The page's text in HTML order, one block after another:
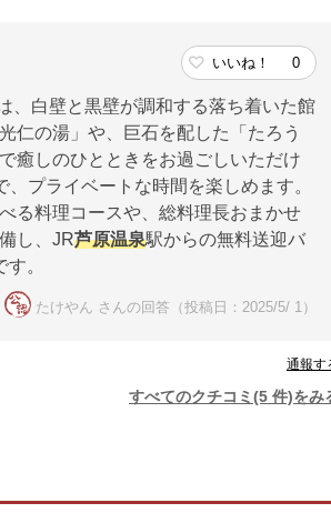
いいね！ 0
、白壁と黒壁が調和する落ち着いた館
仁の湯」や、巨石を配した「たろう
癒しのひとときをお過ごしいただけ
、プライベートな時間を楽しめます。
る料理コースや、総料理長おまかせ
し、JR芦原温泉駅からの無料送迎バ
。
たけやん さんの回答（投稿日：2025/5/ 1）
通報す
すべてのクチコミ(5 件)をみ